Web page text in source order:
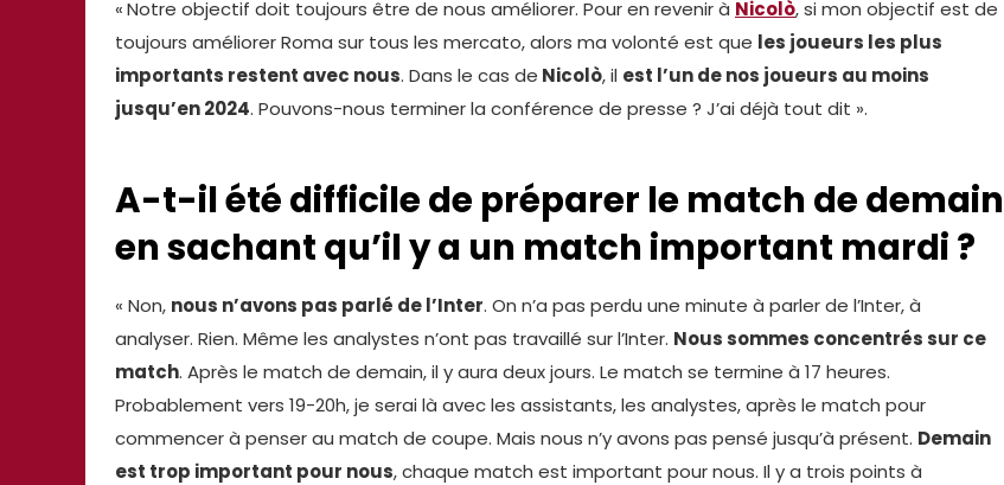
«Notre objectif doit toujours être de nous améliorer. Pour en revenir à Nicolò, si mon objectif est de
toujours améliorer Roma sur tous les mercato, alors ma volonté est que les joueurs les plus
importants restent avec nous. Dans le cas de Nicolò, il est l’un de nos joueurs au moins
jusqu’en 2024. Pouvons-nous terminer la conférence de presse ? J’ai déjà tout dit ».
A-t-il été difficile de préparer le match de demain
en sachant qu’il y a un match important mardi ?
« Non, nous n’avons pas parlé de l’Inter. On n’a pas perdu une minute à parler de l’Inter, à
analyser. Rien. Même les analystes n’ont pas travaillé sur l’Inter. Nous sommes concentrés sur ce
match. Après le match de demain, il y aura deux jours. Le match se termine à 17 heures.
Probablement vers 19-20h, je serai là avec les assistants, les analystes, après le match pour
commencer à penser au match de coupe. Mais nous n’y avons pas pensé jusqu’à présent. Demain
est trop important pour nous, chaque match est important pour nous. Il y a trois points à